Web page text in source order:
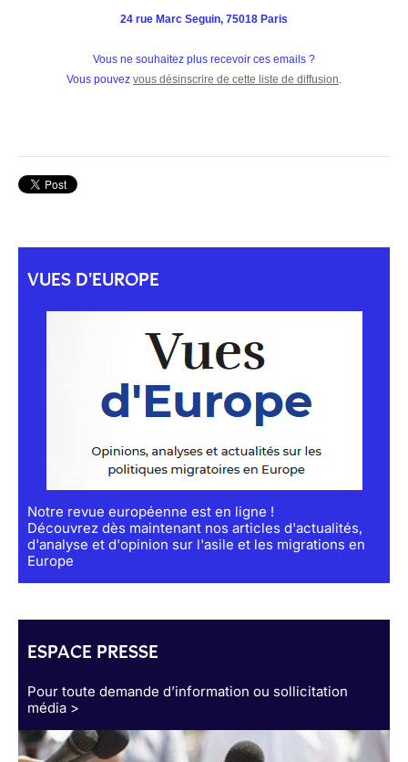
VUES D'EUROPE
Notre revue européenne est en ligne !
Découvrez dès maintenant nos articles d'actualités,
d'analyse et d'opinion sur l'asile et les migrations en
Europe
ESPACE PRESSE
Pour toute demande d’information ou sollicitation
média >